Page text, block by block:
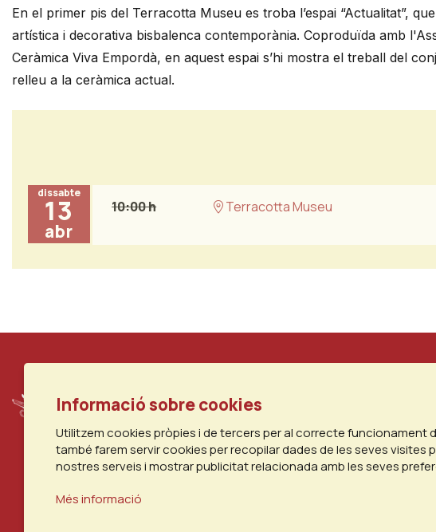
En el primer pis del Terracotta Museu es troba l’espai “Actualitat”,
artística i decorativa bisbalenca contemporània. Coproduïda amb
Ceràmica Viva Empordà, en aquest espai s’hi mostra el treball del
relleu a la ceràmica actual.
dissabte
13
abr
10:00 h Terracotta Museu
Informació sobre cookies
Utilitzem cookies pròpies i de tercers per al correcte funcionament
també farem servir cookies per recopilar dades de les seves
nostres serveis i mostrar publicitat relacionada amb les seves
Més informació